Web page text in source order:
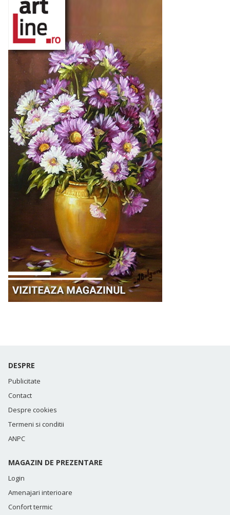
DESPRE
Publicitate
Contact
Despre cookies
Termeni si conditii
ANPC
MAGAZIN DE PREZENTARE
Login
Amenajari interioare
Confort termic